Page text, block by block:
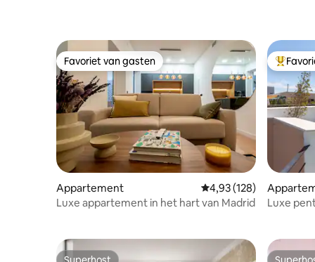
Favoriet van gasten
Favoriet van gasten
Appartement Gemiddelde
4,93 (128)
Luxe appartement in het hart van Madrid
Luxe